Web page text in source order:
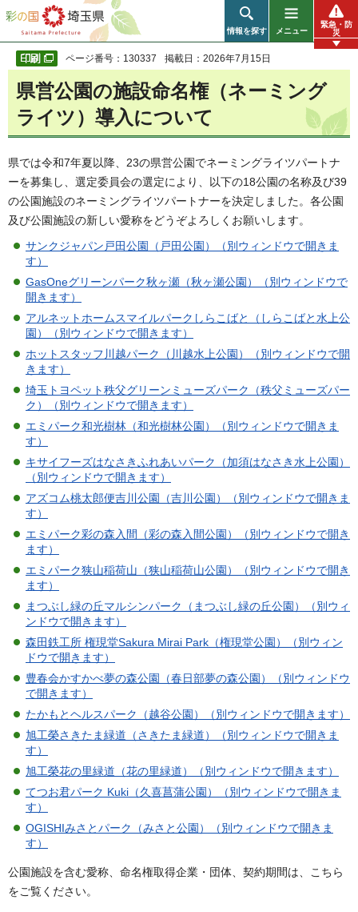
彩の国 埼玉県
情報を探す メニュー
緊急・防
災
ページ番号：130337 掲載日：2026年7月15日
県営公園の施設命名権（ネーミング
ライツ）導入について
県では令和7年夏以降、23の県営公園でネーミングライツパートナ
ーを募集し、選定委員会の選定により、以下の18公園の名称及び39
の公園施設のネーミングライツパートナーを決定しました。各公園
及び公園施設の新しい愛称をどうぞよろしくお願いします。
サンクジャパン戸田公園（戸田公園）（別ウィンドウで開きま
す）
GasOneグリーンパーク秋ヶ瀬（秋ヶ瀬公園）（別ウィンドウで
開きます）
アルネットホームスマイルパークしらこばと（しらこばと水上公
園）（別ウィンドウで開きます）
ホットスタッフ川越パーク（川越水上公園）（別ウィンドウで開
きます）
埼玉トヨペット秩父グリーンミューズパーク（秩父ミューズパー
ク）（別ウィンドウで開きます）
エミパーク和光樹林（和光樹林公園）（別ウィンドウで開きま
す）
キサイフーズはなさきふれあいパーク（加須はなさき水上公園）
（別ウィンドウで開きます）
アズコム桃太郎便吉川公園（吉川公園）（別ウィンドウで開きま
す）
エミパーク彩の森入間（彩の森入間公園）（別ウィンドウで開き
ます）
エミパーク狭山稲荷山（狭山稲荷山公園）（別ウィンドウで開き
ます）
まつぶし緑の丘マルシンパーク（まつぶし緑の丘公園）（別ウィ
ンドウで開きます）
森田鉄工所 権現堂Sakura Mirai Park（権現堂公園）（別ウィン
ドウで開きます）
豊春会かすかべ夢の森公園（春日部夢の森公園）（別ウィンドウ
で開きます）
たかもとヘルスパーク（越谷公園）（別ウィンドウで開きます）
旭工榮さきたま緑道（さきたま緑道）（別ウィンドウで開きま
す）
旭工榮花の里緑道（花の里緑道）（別ウィンドウで開きます）
てつお君パーク Kuki（久喜菖蒲公園）（別ウィンドウで開きま
す）
OGISHIみさとパーク（みさと公園）（別ウィンドウで開きま
す）
公園施設を含む愛称、命名権取得企業・団体、契約期間は、こちら
をご覧ください。